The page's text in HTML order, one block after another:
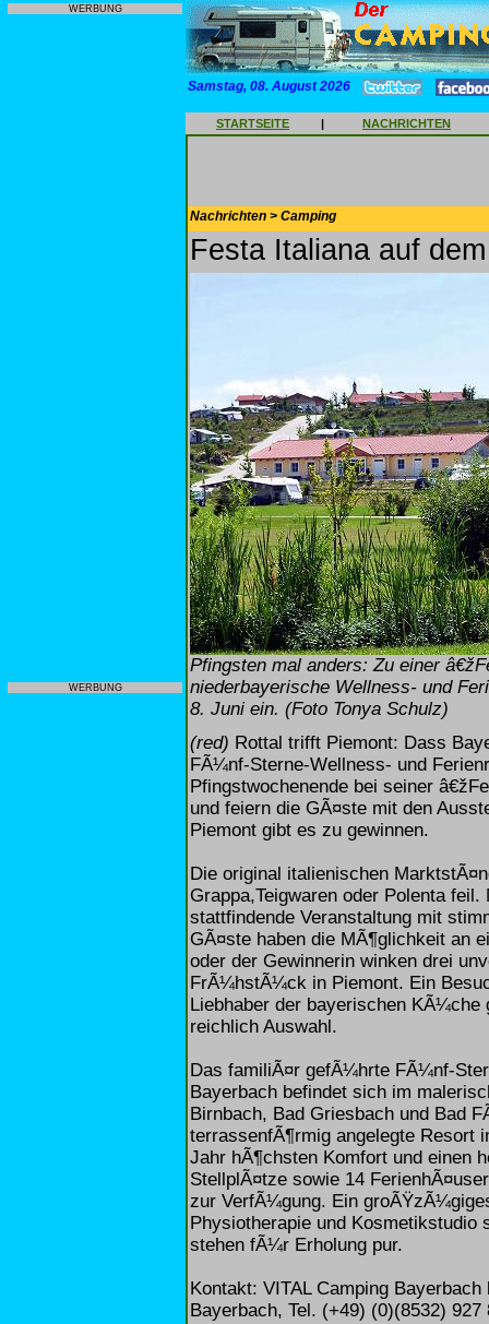
WERBUNG
WERBUNG
Samstag, 08. August 2026
STARTSEITE | NACHRICHTEN
Nachrichten > Camping
Festa Italiana auf
Pfingsten mal anders: Zu einer
niederbayerische Wellness- und
8. Juni ein. (Foto Tonya Schulz)
(red) Rottal trifft Piemont: Dass
FÃ¼nf-Sterne-Wellness- und
Pfingstwochenende bei seiner
und feiern die GÃ¤ste mit den
Piemont gibt es zu gewinnen.
Die original italienischen
Grappa,Teigwaren oder Polenta
stattfindende Veranstaltung mit
GÃ¤ste haben die MÃ¶glichkeit an
oder der Gewinnerin winken drei
FrÃ¼hstÃ¼ck in Piemont. Ein
Liebhaber der bayerischen
reichlich Auswahl.
Das familiÃ¤r gefÃ¼hrte FÃ¼nf-
Bayerbach befindet sich im
Birnbach, Bad Griesbach und Bad
terrassenfÃ¶rmig angelegte Resort
Jahr hÃ¶chsten Komfort und einen
StellplÃ¤tze sowie 14
zur VerfÃ¼gung. Ein
Physiotherapie und Kosmetikstudio
stehen fÃ¼r Erholung pur.
Kontakt: VITAL Camping
Bayerbach, Tel. (+49) (0)(8532)